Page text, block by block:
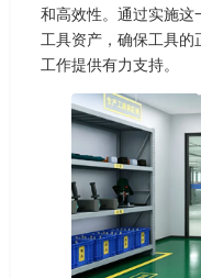
和高效性。通过实施这
工具资产，确保工具的
工作提供有力支持。